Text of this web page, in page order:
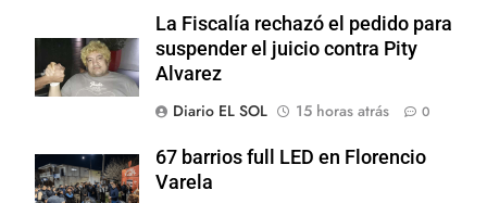
La Fiscalía rechazó el pedido para
suspender el juicio contra Pity
Alvarez
Diario EL SOL
15 horas atrás 0
67 barrios full LED en Florencio
Varela